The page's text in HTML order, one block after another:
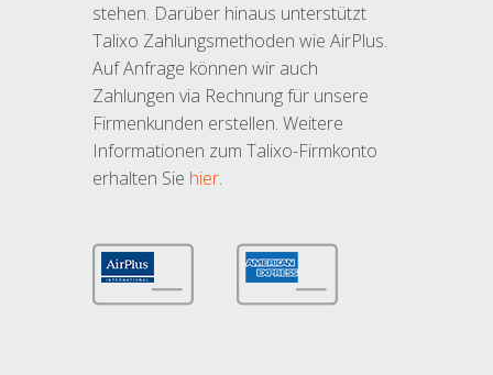
stehen. Darüber hinaus unterstützt
Talixo Zahlungsmethoden wie AirPlus.
Auf Anfrage können wir auch
Zahlungen via Rechnung für unsere
Firmenkunden erstellen. Weitere
Informationen zum Talixo-Firmkonto
erhalten Sie hier.